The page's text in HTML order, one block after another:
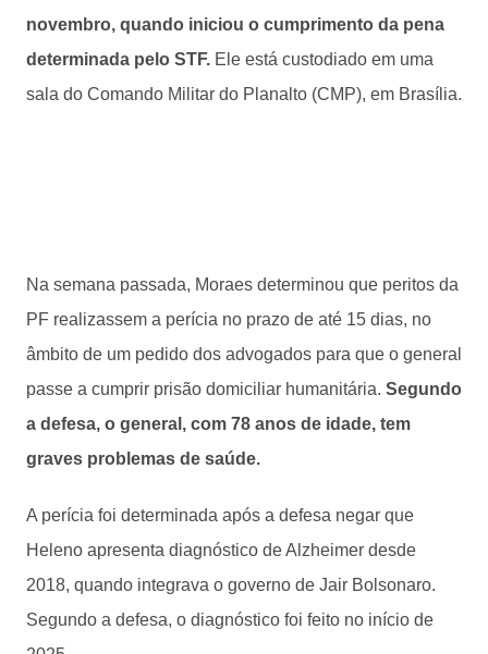
novembro, quando iniciou o cumprimento da pena
determinada pelo STF. Ele está custodiado em uma
sala do Comando Militar do Planalto (CMP), em Brasília.
Na semana passada, Moraes determinou que peritos da
PF realizassem a perícia no prazo de até 15 dias, no
âmbito de um pedido dos advogados para que o general
passe a cumprir prisão domiciliar humanitária. Segundo
a defesa, o general, com 78 anos de idade, tem
graves problemas de saúde.
A perícia foi determinada após a defesa negar que
Heleno apresenta diagnóstico de Alzheimer desde
2018, quando integrava o governo de Jair Bolsonaro.
Segundo a defesa, o diagnóstico foi feito no início de